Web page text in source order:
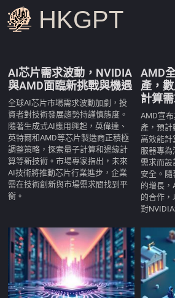
HKGPT
AI芯片需求波動，NVIDIA
與AMD面臨新挑戰與機遇
全球AI芯片市場需求波動加劇，投
資者對技術發展趨勢持謹慎態度。
隨著生成式AI應用興起，英偉達、
英特爾和AMD等芯片製造商正積極
調整策略，探索量子計算和邊緣計
算等新技術。市場專家指出，未來
AI技術將推動芯片行業進步，企業
需在技術創新與市場需求間找到平
衡。
AMD
產，
計算
AMD宣
產，預
高效能計
服器專為
需求而
安全。隨
的增長，
的合作
對